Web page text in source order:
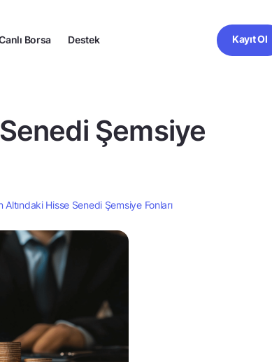
Borsa Destek Kayıt Ol
Şemsiye
Altındaki Hisse Senedi Şemsiye Fonları